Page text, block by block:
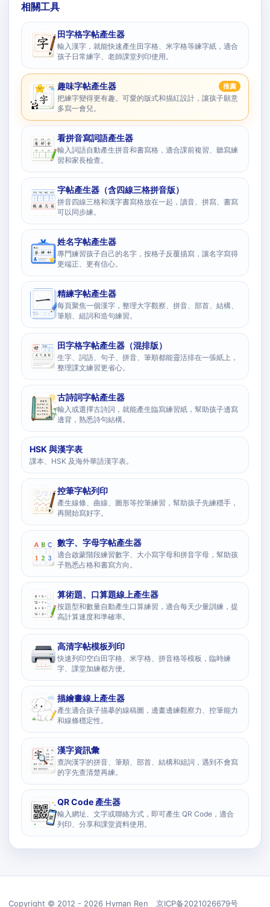
相關工具
田字格字帖產生器
輸入漢字，就能快速產生田字格、米字格等練字紙，適合
孩子日常練字、老師課堂列印使用。
趣味字帖產生器 推薦
把練字變得更有趣。可愛的版式和描紅設計，讓孩子願意
多寫一會兒。
看拼音寫詞語產生器
輸入詞語自動產生拼音和書寫格，適合課前複習、聽寫練
習和家長檢查。
字帖產生器（含四線三格拼音版）
拼音四線三格和漢字書寫格放在一起，讀音、拼寫、書寫
可以同步練。
姓名字帖產生器
專門練習孩子自己的名字，按格子反覆描寫，讓名字寫得
更端正、更有信心。
精練字帖產生器
每頁聚焦一個漢字，整理大字觀察、拼音、部首、結構、
筆順、組詞和造句練習。
田字格字帖產生器（混排版）
生字、詞語、句子、拼音、筆順都能靈活排在一張紙上，
整理課文練習更省心。
古詩詞字帖產生器
輸入或選擇古詩詞，就能產生臨寫練習紙，幫助孩子邊寫
邊背，熟悉詩句結構。
HSK 與漢字表
課本、HSK 及海外華語漢字表。
控筆字帖列印
產生線條、曲線、圖形等控筆練習，幫助孩子先練穩手，
再開始寫好字。
數字、字母字帖產生器
適合啟蒙階段練習數字、大小寫字母和拼音字母，幫助孩
子熟悉占格和書寫方向。
算術題、口算題線上產生器
按題型和數量自動產生口算練習，適合每天少量訓練，提
高計算速度和準確率。
高清字帖模板列印
快速列印空白田字格、米字格、拼音格等模板，臨時練
字、課堂加練都方便。
描繪畫線上產生器
產生適合孩子描摹的線稿圖，邊畫邊練觀察力、控筆能力
和線條穩定性。
漢字資訊彙
查詢漢字的拼音、筆順、部首、結構和組詞，遇到不會寫
的字先查清楚再練。
QR Code 產生器
輸入網址、文字或聯絡方式，即可產生 QR Code，適合
列印、分享和課堂資料使用。
Copyright © 2012 - 2026 Hyman Ren 京ICP备2021026679号